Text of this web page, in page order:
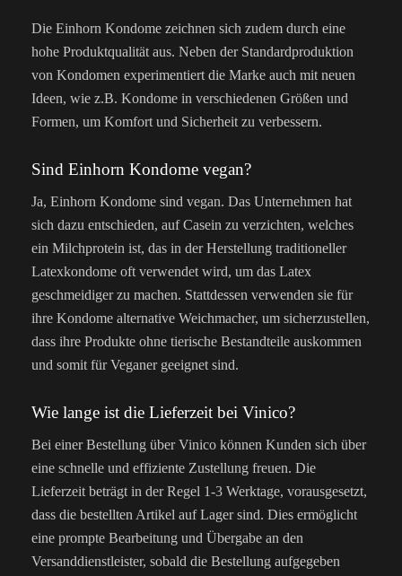
Die Einhorn Kondome zeichnen sich zudem durch eine
hohe Produktqualität aus. Neben der Standardproduktion
von Kondomen experimentiert die Marke auch mit neuen
Ideen, wie z.B. Kondome in verschiedenen Größen und
Formen, um Komfort und Sicherheit zu verbessern.
Sind Einhorn Kondome vegan?
Ja, Einhorn Kondome sind vegan. Das Unternehmen hat
sich dazu entschieden, auf Casein zu verzichten, welches
ein Milchprotein ist, das in der Herstellung traditioneller
Latexkondome oft verwendet wird, um das Latex
geschmeidiger zu machen. Stattdessen verwenden sie für
ihre Kondome alternative Weichmacher, um sicherzustellen,
dass ihre Produkte ohne tierische Bestandteile auskommen
und somit für Veganer geeignet sind.
Wie lange ist die Lieferzeit bei Vinico?
Bei einer Bestellung über Vinico können Kunden sich über
eine schnelle und effiziente Zustellung freuen. Die
Lieferzeit beträgt in der Regel 1-3 Werktage, vorausgesetzt,
dass die bestellten Artikel auf Lager sind. Dies ermöglicht
eine prompte Bearbeitung und Übergabe an den
Versanddienstleister, sobald die Bestellung aufgegeben